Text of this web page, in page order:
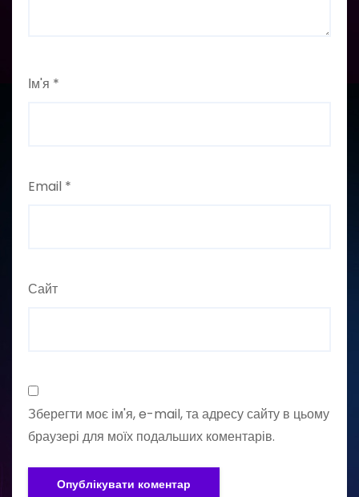
Ім'я *
Email *
Сайт
Зберегти моє ім'я, e-mail, та адресу сайту в цьому
браузері для моїх подальших коментарів.